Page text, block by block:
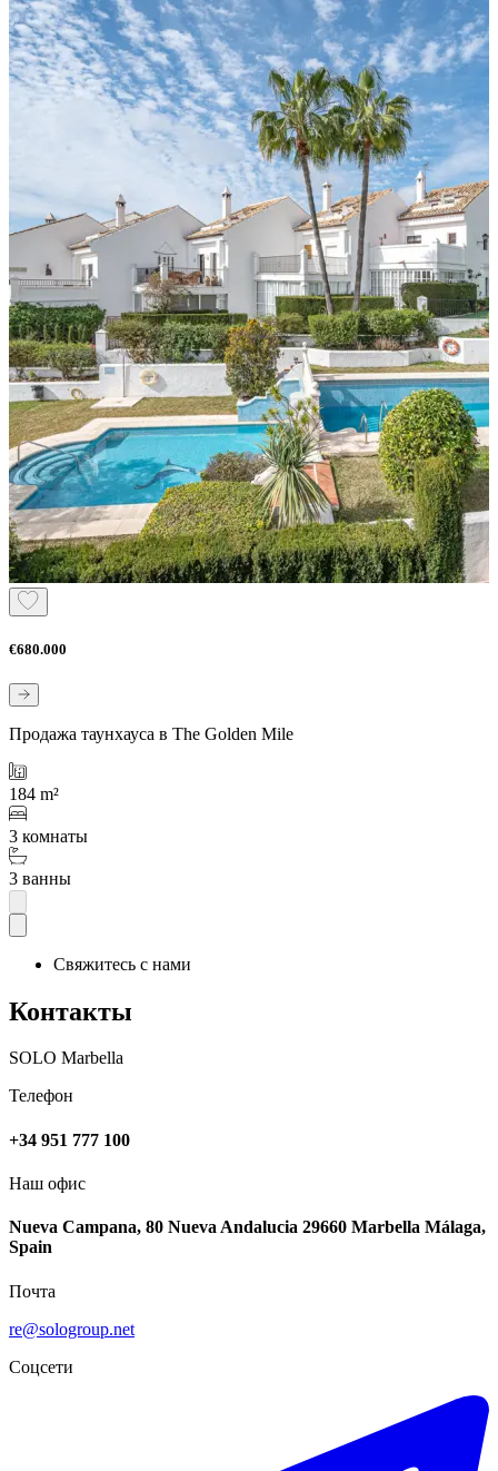
€680.000
Продажа таунхауса в The Golden Mile
184 m²
3 комнаты
3 ванны
Свяжитесь с нами
Контакты
SOLO Marbella
Телефон
+34 951 777 100
Наш офис
Nueva Campana, 80 Nueva Andalucia 29660 Marbella Málaga,
Spain
Почта
re@sologroup.net
Соцсети